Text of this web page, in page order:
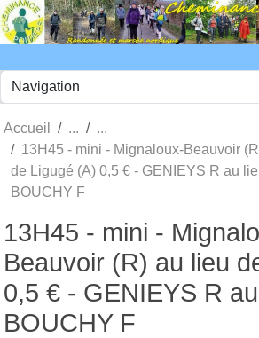
Accueil
13H45 - mini - Mignaloux-Beauvoir
de Ligugé (A) 0,5 € - GENIEYS R au
BOUCHY F
13H45 - mini -
Beauvoir (R) au lieu
0,5 € - GENIEYS R
BOUCHY F
Panneau de gestion des cookies